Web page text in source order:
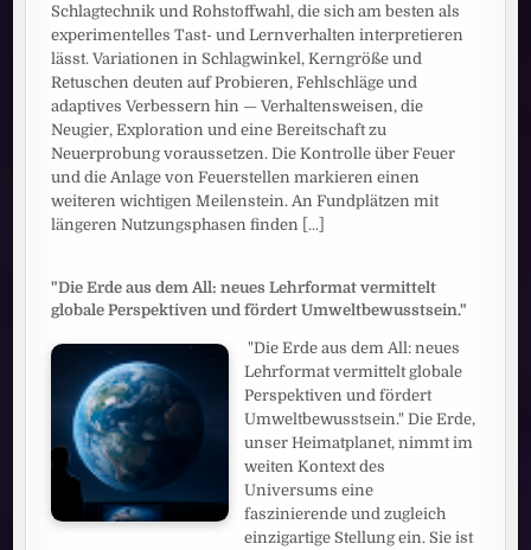
Schlagtechnik und Rohstoffwahl, die sich am besten als
experimentelles Tast- und Lernverhalten interpretieren
lässt. Variationen in Schlagwinkel, Kerngröße und
Retuschen deuten auf Probieren, Fehlschläge und
adaptives Verbessern hin — Verhaltensweisen, die
Neugier, Exploration und eine Bereitschaft zu
Neuerprobung voraussetzen. Die Kontrolle über Feuer
und die Anlage von Feuerstellen markieren einen
weiteren wichtigen Meilenstein. An Fundplätzen mit
längeren Nutzungsphasen finden [...]
"Die Erde aus dem All: neues Lehrformat vermittelt
globale Perspektiven und fördert Umweltbewusstsein."
"Die Erde aus dem All: neues
Lehrformat vermittelt globale
Perspektiven und fördert
Umweltbewusstsein." Die Erde,
unser Heimatplanet, nimmt im
weiten Kontext des
Universums eine
faszinierende und zugleich
einzigartige Stellung ein. Sie ist